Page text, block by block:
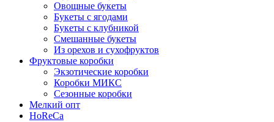
Овощные букеты
Букеты с ягодами
Букеты с клубникой
Смешанные букеты
Из орехов и сухофруктов
Фруктовые коробки
Экзотические коробки
Коробки МИКС
Сезонные коробки
Мелкий опт
HoReCa